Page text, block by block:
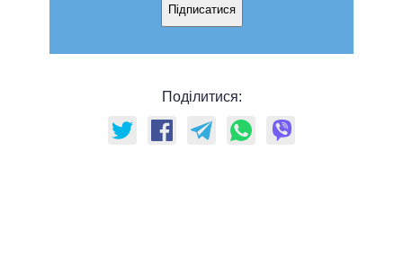
Підписатися
Поділитися: